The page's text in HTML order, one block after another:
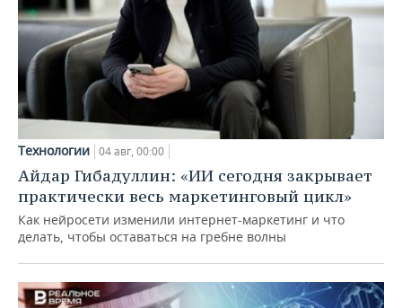
Технологии 04 авг, 00:00
Айдар Гибадуллин: «ИИ сегодня закрывает
практически весь маркетинговый цикл»
Как нейросети изменили интернет-маркетинг и что
делать, чтобы оставаться на гребне волны